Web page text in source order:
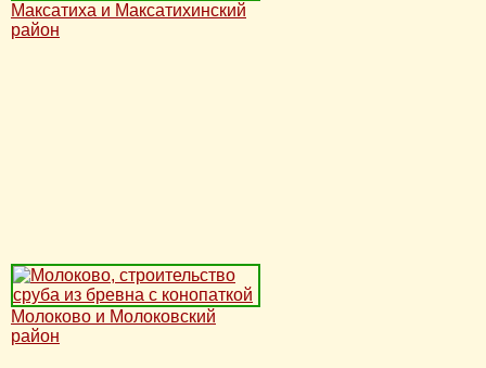
Максатиха и Максатихинский
район
Молоково и Молоковский
район